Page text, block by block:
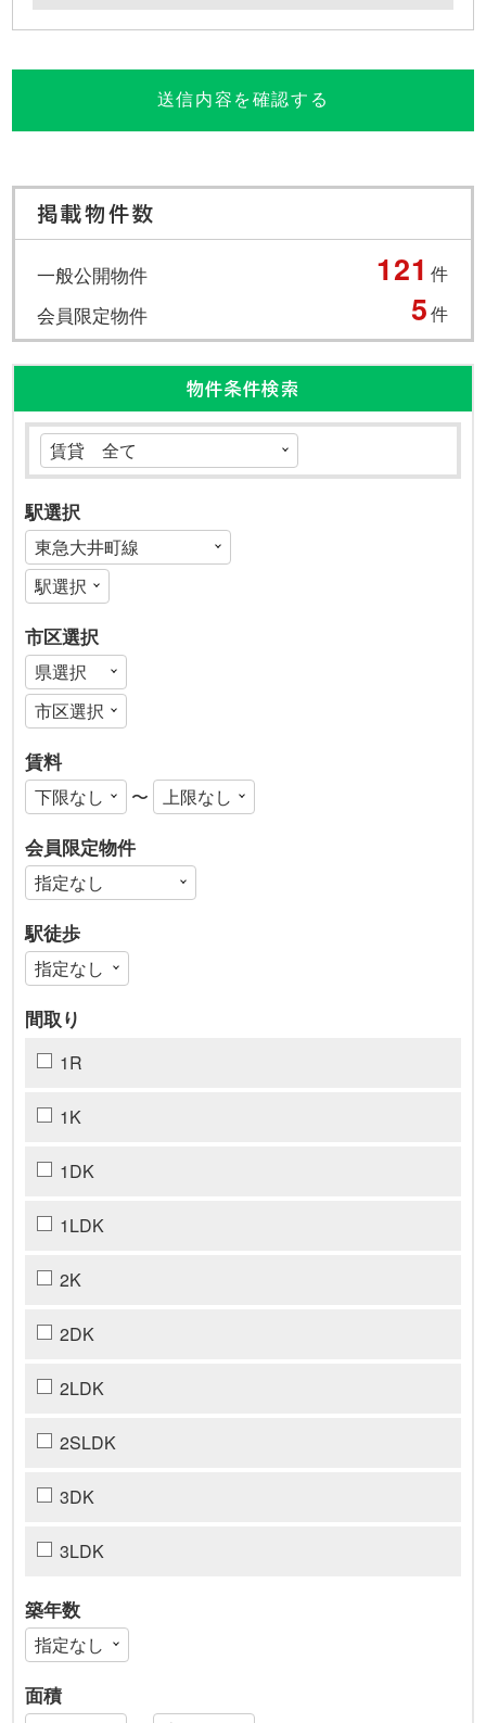
送信内容を確認する
掲載物件数
一般公開物件 121 件
会員限定物件 5件
物件条件検索
駅選択
市区選択
賃料
〜
会員限定物件
駅徒歩
間取り
1R
1K
1DK
1LDK
2K
2DK
2LDK
2SLDK
3DK
3LDK
築年数
面積